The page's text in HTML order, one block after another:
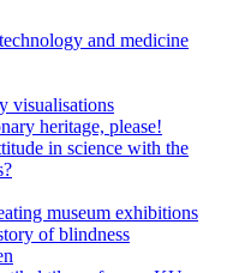
and medicine
visualisations
heritage, please!
in science with the
museum exhibitions
of blindness